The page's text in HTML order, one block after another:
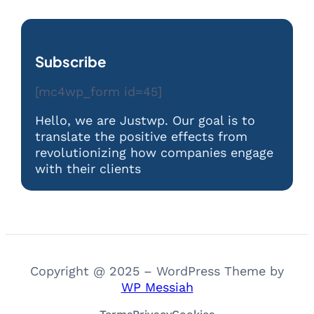
Subscribe
[mc4wp_form id=45]
Hello, we are Justwp. Our goal is to
translate the positive effects from
revolutionizing how companies engage
with their clients
Copyright @ 2025 – WordPress Theme by
WP Messiah